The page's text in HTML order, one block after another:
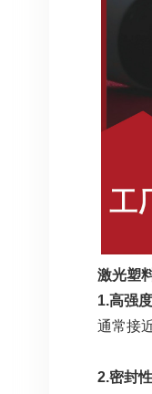
激光塑
1.高强度
通常接
2.密封性